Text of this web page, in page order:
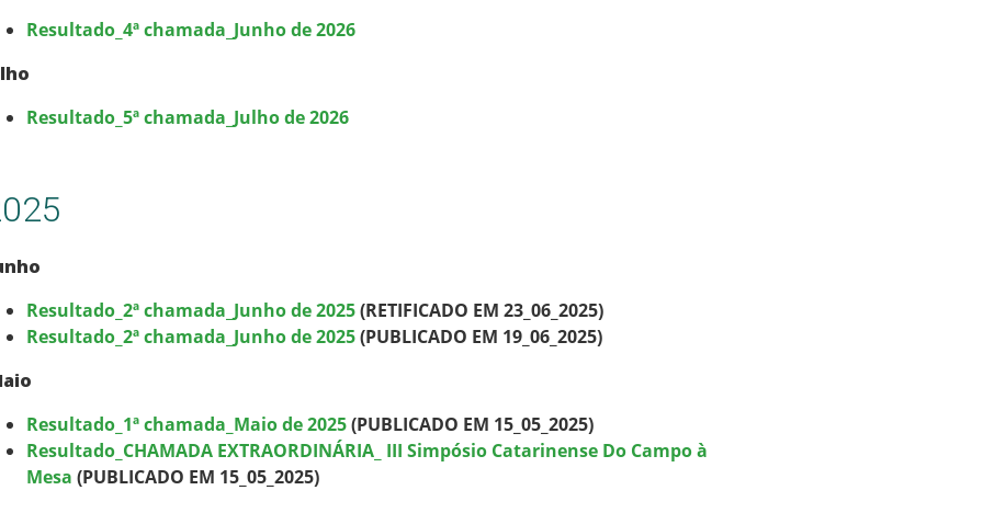
Resultado_4ª chamada_Junho de 2026
Resultado_5ª chamada_Julho de 2026
Resultado_2ª chamada_Junho de 2025(RETIFICADO EM 23_06_2025)
Resultado_2ª chamada_Junho de 2025(PUBLICADO EM 19_06_2025)
Resultado_1ª chamada_Maio de 2025(PUBLICADO EM 15_05_2025)
Resultado_CHAMADA EXTRAORDINÁRIA_ III Simpósio Catarinense Do Campo à
Mesa (PUBLICADO EM 15_05_2025)